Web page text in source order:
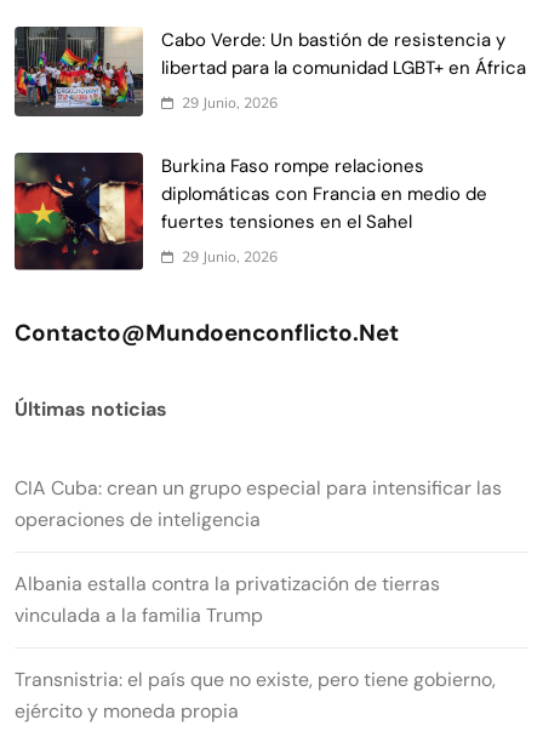
Cabo Verde: Un bastión de resistencia y
libertad para la comunidad LGBT+ en África
29 Junio, 2026
Burkina Faso rompe relaciones
diplomáticas con Francia en medio de
fuertes tensiones en el Sahel
29 Junio, 2026
Contacto@mundoenconflicto.net
Últimas noticias
CIA Cuba: crean un grupo especial para intensificar las
operaciones de inteligencia
Albania estalla contra la privatización de tierras
vinculada a la familia Trump
Transnistria: el país que no existe, pero tiene gobierno,
ejército y moneda propia